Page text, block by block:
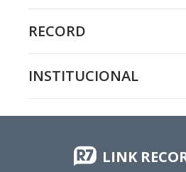
RECORD
INSTITUCIONAL
LINK